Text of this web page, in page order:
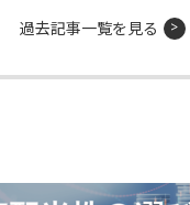
過去記事一覧を見る